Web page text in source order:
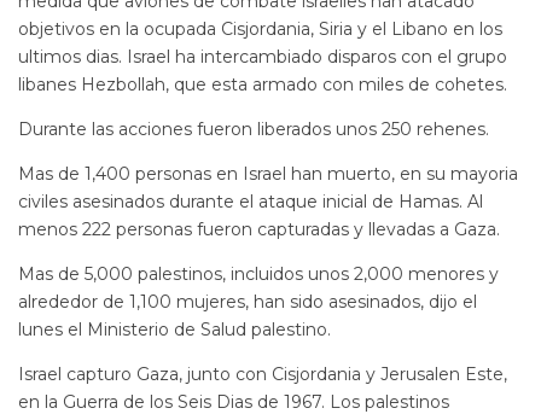
objetivos en la ocupada Cisjordania, Siria y el Libano en los
ultimos dias. Israel ha intercambiado disparos con el grupo
libanes Hezbollah, que esta armado con miles de cohetes.
Durante las acciones fueron liberados unos 250 rehenes.
Mas de 1,400 personas en Israel han muerto, en su mayoria
civiles asesinados durante el ataque inicial de Hamas. Al
menos 222 personas fueron capturadas y llevadas a Gaza.
Mas de 5,000 palestinos, incluidos unos 2,000 menores y
alrededor de 1,100 mujeres, han sido asesinados, dijo el
lunes el Ministerio de Salud palestino.
Israel capturo Gaza, junto con Cisjordania y Jerusalen Este,
en la Guerra de los Seis Dias de 1967. Los palestinos